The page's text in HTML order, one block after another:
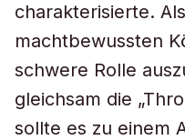
charakterisierte.
machtbewussten
schwere Rolle
gleichsam die
sollte es zu einem